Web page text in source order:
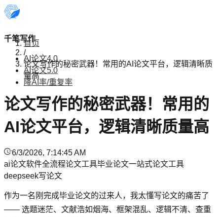
千笔写作
AI论文4.0
AI论文5.0
降AI率/重复率
首页
/
论文写作的秘密武器！常用的AI论文平台，逻辑清晰质
量高
论文写作的秘密武器！常用的
AI论文平台，逻辑清晰质量高
6/3/2026, 7:14:45 AM
ai论文软件全流程论文工具毕业论文一站式论文工具
deepseek写论文
作为一名刚完成毕业论文的过来人，我太懂写论文的痛苦了
—— 选题迷茫、文献浩如烟海、框架混乱、逻辑不清、查重